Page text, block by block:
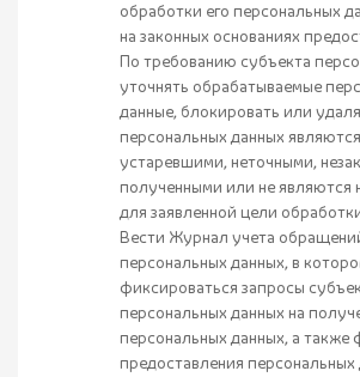
обработки его персональных
на законных основаниях
По требованию субъекта
уточнять обрабатываемые
данные, блокировать или
персональных данных
устаревшими, неточными,
полученными или не
для заявленной цели
Вести Журнал учета
персональных данных, в
фиксироваться запросы
персональных данных на
персональных данных, а также
предоставления